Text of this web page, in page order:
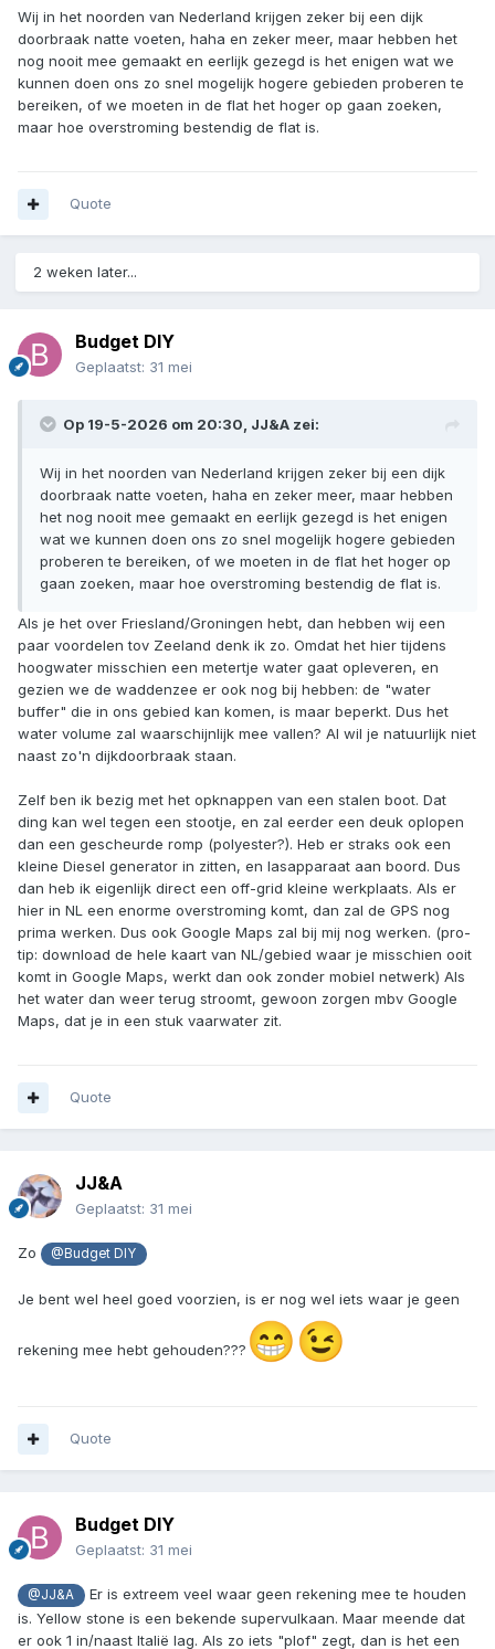
Wij in het noorden van Nederland krijgen zeker bij een dijk
doorbraak natte voeten, haha en zeker meer, maar hebben het
nog nooit mee gemaakt en eerlijk gezegd is het enigen wat we
kunnen doen ons zo snel mogelijk hogere gebieden proberen te
bereiken, of we moeten in de flat het hoger op gaan zoeken,
maar hoe overstroming bestendig de flat is.
Quote
2 weken later...
Budget DIY
Geplaatst: 31 mei
Op 19-5-2026 om 20:30, JJ&A zei:
Wij in het noorden van Nederland krijgen zeker bij een dijk
doorbraak natte voeten, haha en zeker meer, maar hebben
het nog nooit mee gemaakt en eerlijk gezegd is het enigen
wat we kunnen doen ons zo snel mogelijk hogere gebieden
proberen te bereiken, of we moeten in de flat het hoger op
gaan zoeken, maar hoe overstroming bestendig de flat is.
Als je het over Friesland/Groningen hebt, dan hebben wij een
paar voordelen tov Zeeland denk ik zo. Omdat het hier tijdens
hoogwater misschien een metertje water gaat opleveren, en
gezien we de waddenzee er ook nog bij hebben: de "water
buffer" die in ons gebied kan komen, is maar beperkt. Dus het
water volume zal waarschijnlijk mee vallen? Al wil je natuurlijk niet
naast zo'n dijkdoorbraak staan.
Zelf ben ik bezig met het opknappen van een stalen boot. Dat
ding kan wel tegen een stootje, en zal eerder een deuk oplopen
dan een gescheurde romp (polyester?). Heb er straks ook een
kleine Diesel generator in zitten, en lasapparaat aan boord. Dus
dan heb ik eigenlijk direct een off-grid kleine werkplaats. Als er
hier in NL een enorme overstroming komt, dan zal de GPS nog
prima werken. Dus ook Google Maps zal bij mij nog werken. (pro-
tip: download de hele kaart van NL/gebied waar je misschien ooit
komt in Google Maps, werkt dan ook zonder mobiel netwerk) Als
het water dan weer terug stroomt, gewoon zorgen mbv Google
Maps, dat je in een stuk vaarwater zit.
Quote
JJ&A
Geplaatst: 31 mei
Zo @Budget DIY
Je bent wel heel goed voorzien, is er nog wel iets waar je geen
rekening mee hebt gehouden??? 😁😉
Quote
Budget DIY
Geplaatst: 31 mei
@JJ&A
Er is extreem veel waar geen rekening mee te houden
is. Yellow stone is een bekende supervulkaan. Maar meende dat
er ook 1 in/naast Italië lag. Als zo iets "plof" zegt, dan is het een